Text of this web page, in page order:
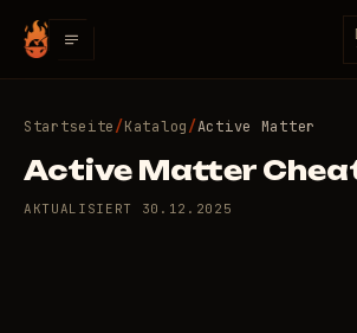
Startseite/Katalog/Active Matter
Active Matter
AKTUALISIERT 30.12.2025